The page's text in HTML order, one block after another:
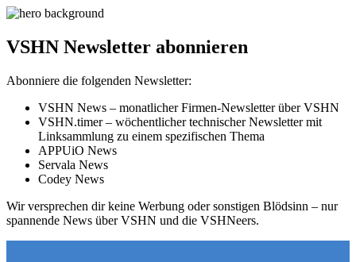
VSHN Newsletter abonnieren
Abonniere die folgenden Newsletter:
VSHN News – monatlicher Firmen-Newsletter über VSHN
VSHN.timer – wöchentlicher technischer Newsletter mit
Linksammlung zu einem spezifischen Thema
APPUiO News
Servala News
Codey News
Wir versprechen dir keine Werbung oder sonstigen Blödsinn – nur
spannende News über VSHN und die VSHNeers.